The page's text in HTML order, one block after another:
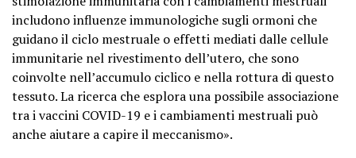
includono influenze immunologiche sugli ormoni che
guidano il ciclo mestruale o effetti mediati dalle cellule
immunitarie nel rivestimento dell’utero, che sono
coinvolte nell’accumulo ciclico e nella rottura di questo
tessuto. La ricerca che esplora una possibile associazione
tra i vaccini COVID-19 e i cambiamenti mestruali può
anche aiutare a capire il meccanismo».